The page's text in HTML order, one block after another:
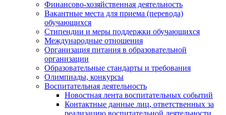
Финансово-хозяйственная деятельность
Вакантные места для приема (перевода)
обучающихся
Стипендии и меры поддержки обучающихся
Международные отношения
Организация питания в образовательной
организации
Образовательные стандарты и требования
Олимпиады, конкурсы
Воспитательная деятельность
Новостная лента воспитательных событий
Контактные данные лиц, ответственных за
реализацию воспитательной деятельности